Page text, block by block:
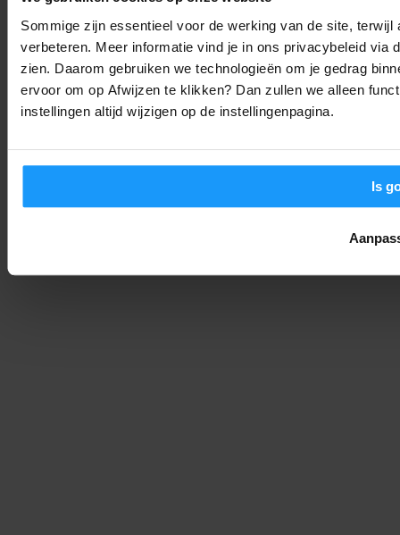
Sommige zijn essentieel voor de werking van de site,
verbeteren. Meer informatie vind je in ons privacybeleid via
zien. Daarom gebruiken we technologieën om je gedrag
ervoor om op Afwijzen te klikken? Dan zullen we alleen
instellingen altijd wijzigen op de instellingenpagina.
Is
De Philips Hue Bridge Pro is Hier: Waarom Je Smarthome Nooit
Meer Hetzelfde Zal Zijn
Nieuws Joshua - 4. september 2025